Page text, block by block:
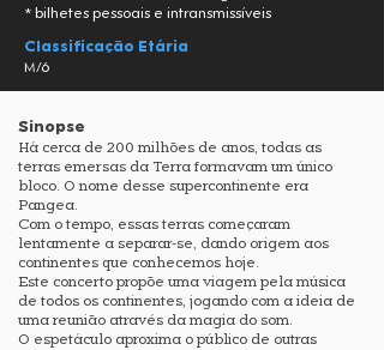
* bilhetes pessoais e intransmissíveis
Classificação Etária
M/6
Sinopse
Há cerca de 200 milhões de anos, todas as
terras emersas da Terra formavam um único
bloco. O nome desse supercontinente era
Pangea.
Com o tempo, essas terras começaram
lentamente a separar-se, dando origem aos
continentes que conhecemos hoje.
Este concerto propõe uma viagem pela música
de todos os continentes, jogando com a ideia de
uma reunião através da magia do som.
O espetáculo aproxima o público de outras